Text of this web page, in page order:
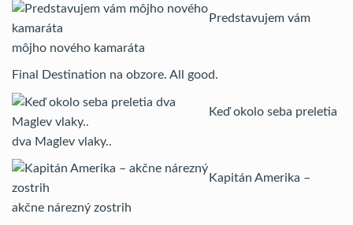
Predstavujem vám
môjho nového kamaráta
Final Destination na obzore. All good.
Keď okolo seba preletia
dva Maglev vlaky..
Kapitán Amerika –
akčne nárezný zostrih